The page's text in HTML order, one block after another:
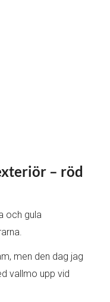
– röd
och gula
men den dag jag
vallmo upp vid